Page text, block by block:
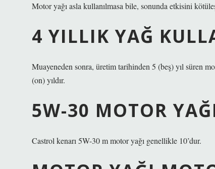
Motor yağı asla kullanılmasa bile, sonunda etkisini
4 YILLIK YAĞ
Muayeneden sonra, üretim tarihinden 5 (beş) yıl süren
(on) yıldır.
5W-30 MOTOR
Castrol kenarı 5W-30 m motor yağı genellikle 10’dur.